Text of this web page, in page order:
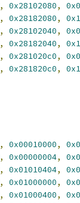
, 0x28102080,
, 0x28182080,
, 0x28102040,
, 0x28182040,
, 0x281020c0,
, 0x281820c0,
, 0x00010000,
, 0x00000004,
, 0x01010404,
, 0x01000000,
, 0x01000400,